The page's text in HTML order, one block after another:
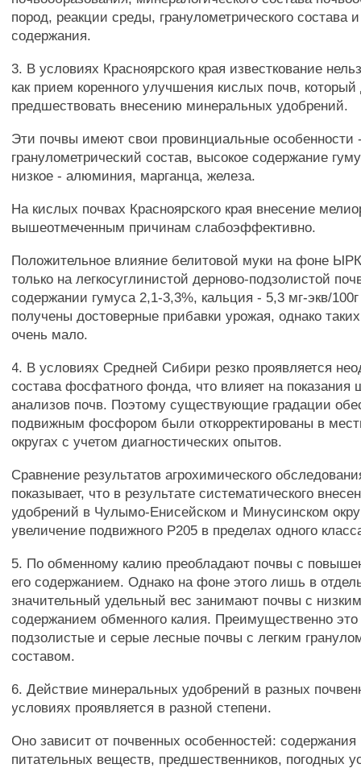
пород, реакции среды, гранулометрического состава
содержания.
3. В условиях Красноярского края известкование
как прием коренного улучшения кислых почв,
предшествовать внесению минеральных удобрений.
Эти почвы имеют свои провинциальные особенности
гранулометрический состав, высокое содержание
низкое - алюминия, марганца, железа.
На кислых почвах Красноярского края внесение
вышеотмеченным причинам слабоэффективно.
Положительное влияние белитовой муки на фоне
только на легкосуглинистой дерново-подзолистой
содержании гумуса 2,1-3,3%, кальция - 5,3 мг-экв/
получены достоверные прибавки урожая, однако
очень мало.
4. В условиях Средней Сибири резко проявляется
состава фосфатного фонда, что влияет на показания
анализов почв. Поэтому существующие градации
подвижным фосфором были откорректированы в
округах с учетом диагностических опытов.
Сравнение результатов агрохимического
показывает, что в результате систематического
удобрений в Чулымо-Енисейском и Минусинском
увеличение подвижного Р205 в пределах одного
5. По обменному калию преобладают почвы с
его содержанием. Однако на фоне этого лишь в
значительный удельный вес занимают почвы с
содержанием обменного калия. Преимущественно
подзолистые и серые лесные почвы с легким
составом.
6. Действие минеральных удобрений в разных
условиях проявляется в разной степени.
Оно зависит от почвенных особенностей:
питательных веществ, предшественников, погодных